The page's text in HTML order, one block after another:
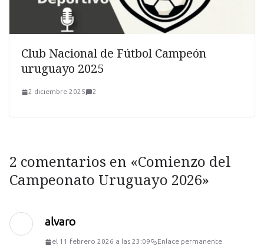
Club Nacional de Fútbol Campeón
uruguayo 2025
2 diciembre 2025 2
2 comentarios en «Comienzo del
Campeonato Uruguayo 2026»
alvaro
el 11 febrero 2026 a las 23:09 Enlace permanente